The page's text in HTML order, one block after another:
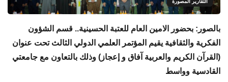
التقارير المصورة
بالصور: بحضور الامين العام للعتبة الحسينية.. قسم الشؤون
الفكرية والثقافية يقيم المؤتمر العلمي الدولي الثالث تحت عنوان
(القرآن الكريم والعربية آفاق و إعجاز) وذلك بالتعاون مع جامعتي
القادسية وواسط